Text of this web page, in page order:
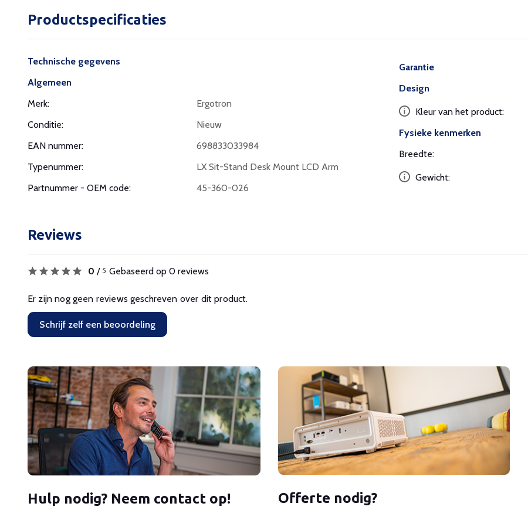
Productspecificaties
Technische gegevens
Algemeen
Merk:
Ergotron
Conditie:
Nieuw
EAN nummer:
698833033984
Typenummer:
LX Sit-Stand Desk Mount LCD Arm
Partnummer - OEM code:
45-360-026
Garantie
Design
Kleur van het product:
Fysieke kenmerken
Breedte:
Gewicht:
Reviews
0 / 5 Gebaseerd op 0 reviews
Er zijn nog geen reviews geschreven over dit product.
Schrijf zelf een beoordeling
Hulp nodig? Neem contact op! Offerte nodig?